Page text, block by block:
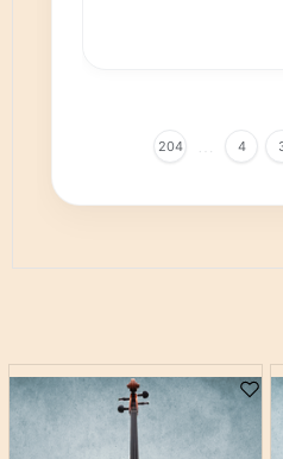
4
…
204